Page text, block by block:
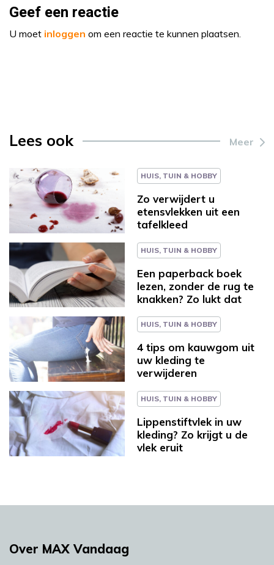
Geef een reactie
U moet inloggen om een reactie te kunnen plaatsen.
Lees ook Meer
HUIS, TUIN & HOBBY
Zo verwijdert u
etensvlekken uit een
tafelkleed
HUIS, TUIN & HOBBY
Een paperback boek
lezen, zonder de rug te
knakken? Zo lukt dat
HUIS, TUIN & HOBBY
4 tips om kauwgom uit
uw kleding te
verwijderen
HUIS, TUIN & HOBBY
Lippenstiftvlek in uw
kleding? Zo krijgt u de
vlek eruit
Over MAX Vandaag